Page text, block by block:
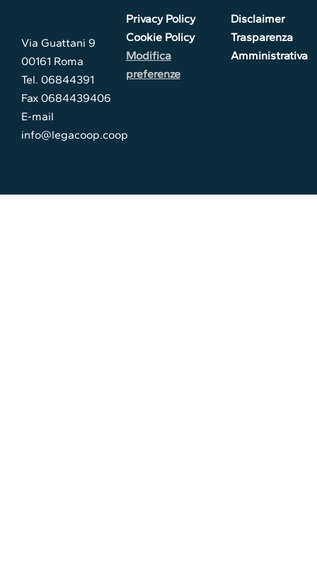
Via Guattani 9
00161 Roma
Tel. 06844391
Fax 0684439406
E-mail
info@legacoop.coop
Privacy Policy
Cookie Policy
Modifica
preferenze
Disclaimer
Trasparenza
Amministrativa